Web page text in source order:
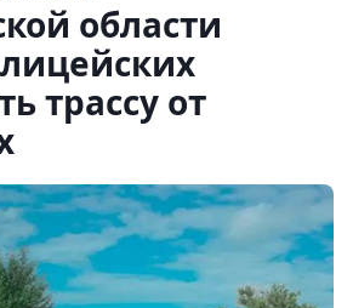
области
трассу от